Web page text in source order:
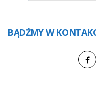
BĄDŹMY W